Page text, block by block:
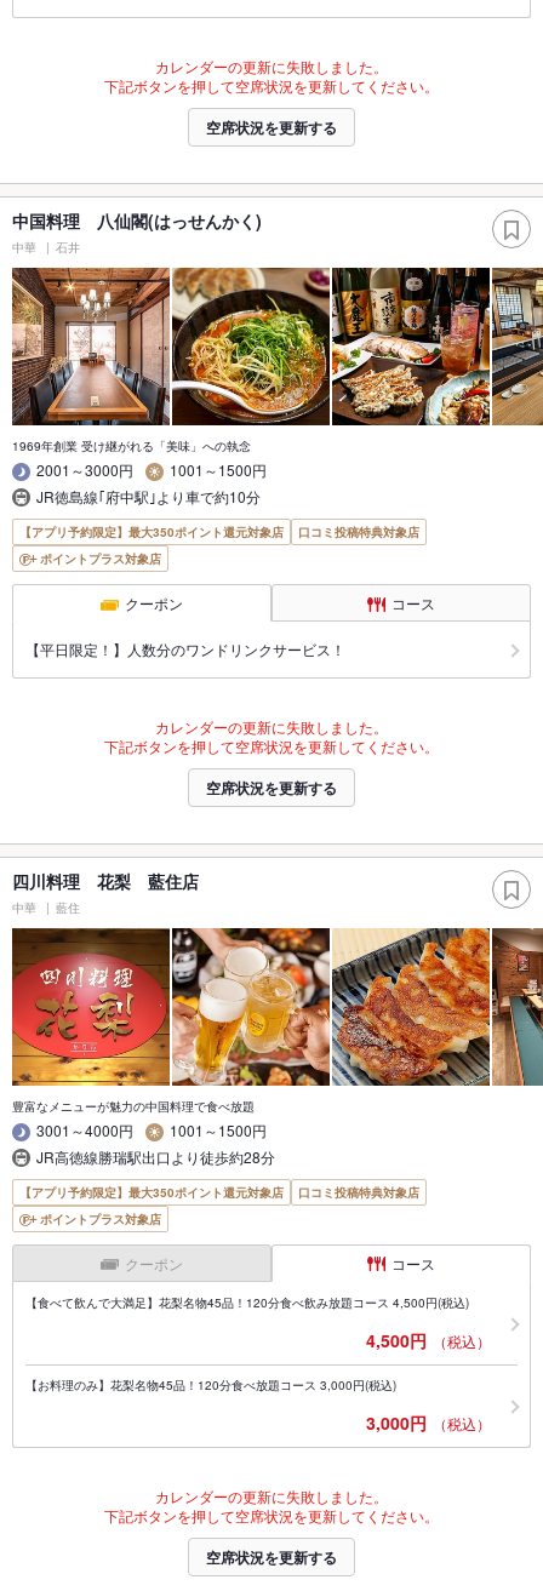
カレンダーの更新に失敗しました。
下記ボタンを押して空席状況を更新してください。
空席状況を更新する
中国料理 八仙閣(はっせんかく)
中華 石井
1969年創業 受け継がれる「美味」への執念
2001～3000円
1001～1500円
JR徳島線｢府中駅｣より車で約10分
【アプリ予約限定】最大350ポイント還元対象店
口コミ投稿特典対象店
ポイントプラス対象店
クーポン コース
【平日限定！】人数分のワンドリンクサービス！
カレンダーの更新に失敗しました。
下記ボタンを押して空席状況を更新してください。
空席状況を更新する
四川料理 花梨 藍住店
中華 藍住
豊富なメニューが魅力の中国料理で食べ放題
3001～4000円
1001～1500円
JR高徳線勝瑞駅出口より徒歩約28分
【アプリ予約限定】最大350ポイント還元対象店
口コミ投稿特典対象店
ポイントプラス対象店
クーポン コース
【食べて飲んで大満足】花梨名物45品！120分食べ飲み放題コース 4,500円(税込)
4,500円 （税込）
【お料理のみ】花梨名物45品！120分食べ放題コース 3,000円(税込)
3,000円 （税込）
カレンダーの更新に失敗しました。
下記ボタンを押して空席状況を更新してください。
空席状況を更新する